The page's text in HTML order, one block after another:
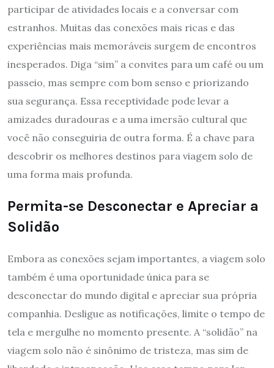
participar de atividades locais e a conversar com
estranhos. Muitas das conexões mais ricas e das
experiências mais memoráveis surgem de encontros
inesperados. Diga “sim” a convites para um café ou um
passeio, mas sempre com bom senso e priorizando
sua segurança. Essa receptividade pode levar a
amizades duradouras e a uma imersão cultural que
você não conseguiria de outra forma. É a chave para
descobrir os melhores destinos para viagem solo de
uma forma mais profunda.
Permita-se Desconectar e Apreciar a
Solidão
Embora as conexões sejam importantes, a viagem solo
também é uma oportunidade única para se
desconectar do mundo digital e apreciar sua própria
companhia. Desligue as notificações, limite o tempo de
tela e mergulhe no momento presente. A “solidão” na
viagem solo não é sinônimo de tristeza, mas sim de